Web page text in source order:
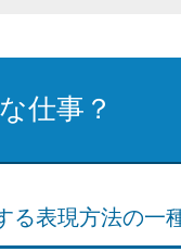
仕事？
る表現方法の一